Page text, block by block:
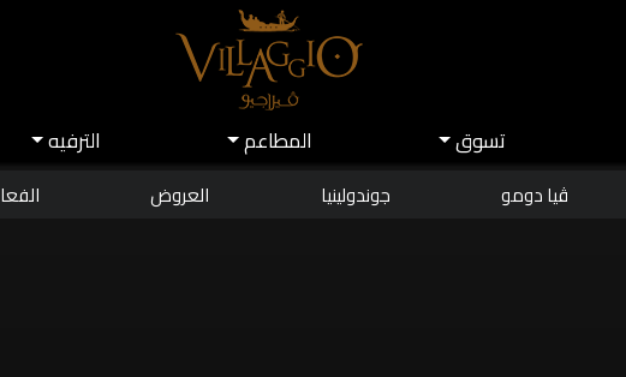
تسوق اﻟﻤﻄﺎﻋﻢ اﻟﺘﺮﻓﻴﻪ
ڤيا دومو جوندولينيا العروض